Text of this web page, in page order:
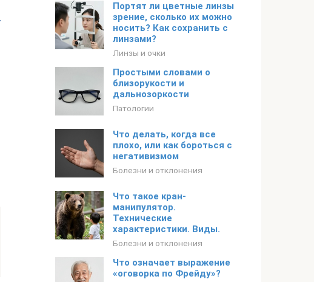
Портят ли цветные линзы
зрение, сколько их можно
носить? Как сохранить с
линзами?
Линзы и очки
Простыми словами о
близорукости и
дальнозоркости
Патологии
Что делать, когда все
плохо, или как бороться с
негативизмом
Болезни и отклонения
Что такое кран-
манипулятор.
Технические
характеристики. Виды.
Болезни и отклонения
Что означает выражение
«оговорка по Фрейду»?